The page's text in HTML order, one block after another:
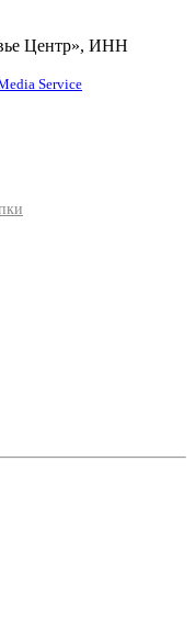
Центр», ИНН
Service